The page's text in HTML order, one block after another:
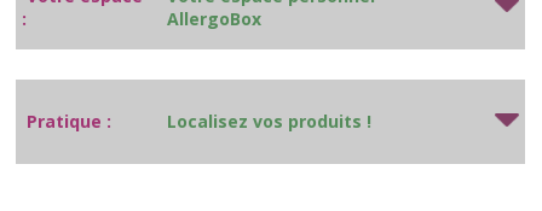
:
AllergoBox
Pratique : Localisez vos produits !